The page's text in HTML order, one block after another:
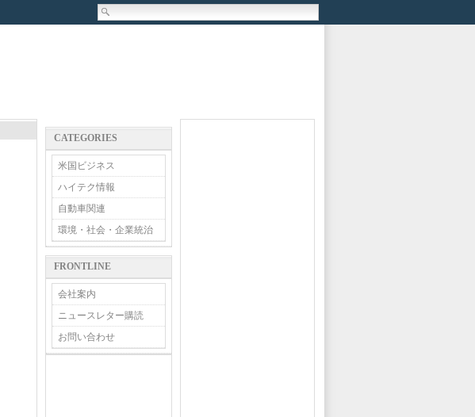
CATEGORIES
米国ビジネス
ハイテク情報
自動車関連
環境・社会・企業統治
FRONTLINE
会社案内
ニュースレター購読
お問い合わせ